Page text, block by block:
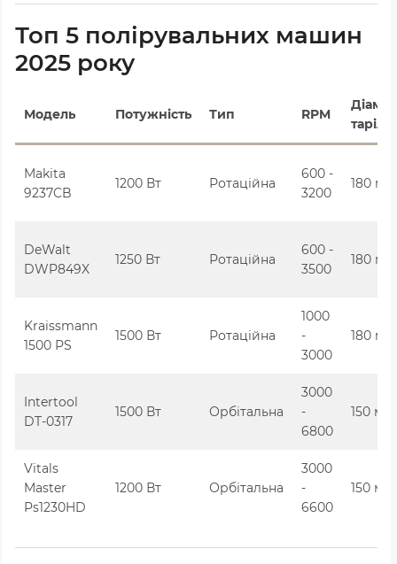
Топ 5 полірувальних машин
2025 року
Модель Потужність Тип RPM
Makita
9237CB
1200 Вт Ротаційна
600 -
3200
180 мм
DeWalt
DWP849X
1250 Вт Ротаційна
600 -
3500
180 мм
Kraissmann
1500 PS
1500 Вт Ротаційна
1000
-
3000
180 мм
Intertool
DT-0317
1500 Вт Орбітальна
3000
-
6800
150 мм
Vitals
Master
Ps1230HD
1200 Вт Орбітальна
3000
-
6600
150 мм